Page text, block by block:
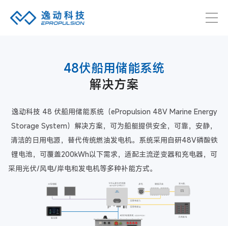
48伏船用储能系统
解决方案
逸动科技 48 伏船用储能系统（ePropulsion 48V Marine Energy
Storage System）解决方案，可为船艇提供安全，可靠，安静，
清洁的日用电源，替代传统燃油发电机。系统采用自研48V磷酸铁
锂电池，可覆盖200kWh以下需求，适配主流逆变器和充电器，可
采用光伏/风电/岸电和发电机等多种补能方式。